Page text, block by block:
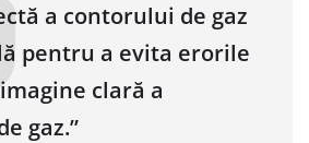
a contorului de gaz
pentru a evita erorile
clară a
gaz.”